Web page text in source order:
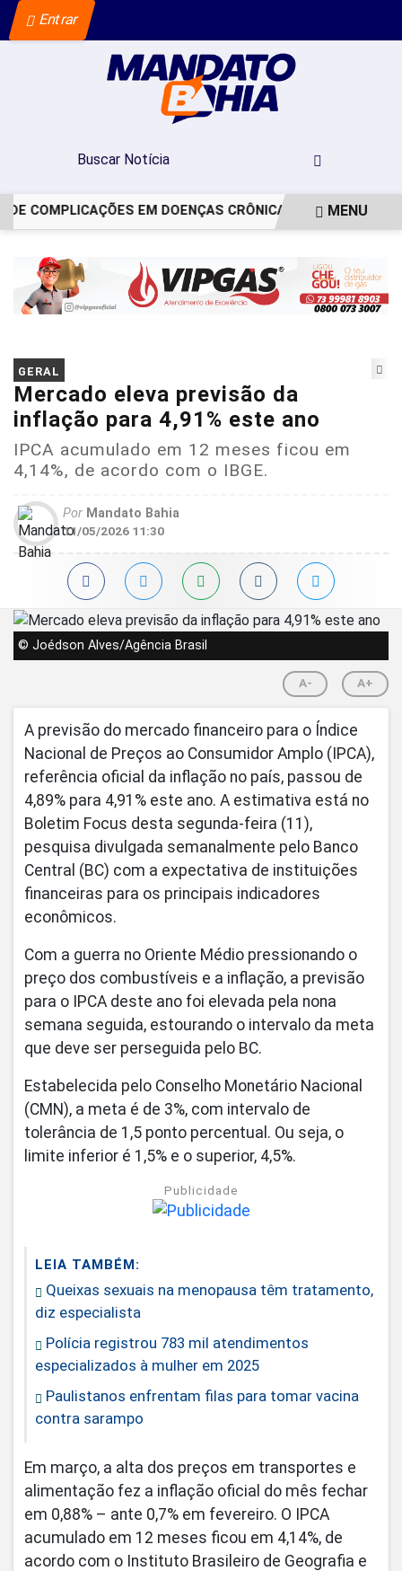
Entrar
COMPLICAÇÕES EM DOENÇAS CRÔNICAS MAIORMENU
GERAL
Mercado eleva previsão da
inflação para 4,91% este ano
IPCA acumulado em 12 meses ficou em
4,14%, de acordo com o IBGE.
Por Mandato Bahia
11/05/2026 11:30
© Joédson Alves/Agência Brasil
A- A+
A previsão do mercado financeiro para o Índice
Nacional de Preços ao Consumidor Amplo (IPCA),
referência oficial da inflação no país, passou de
4,89% para 4,91% este ano. A estimativa está no
Boletim Focus desta segunda-feira (11),
pesquisa divulgada semanalmente pelo Banco
Central (BC) com a expectativa de instituições
financeiras para os principais indicadores
econômicos.
Com a guerra no Oriente Médio pressionando o
preço dos combustíveis e a inflação, a previsão
para o IPCA deste ano foi elevada pela nona
semana seguida, estourando o intervalo da meta
que deve ser perseguida pelo BC.
Estabelecida pelo Conselho Monetário Nacional
(CMN), a meta é de 3%, com intervalo de
tolerância de 1,5 ponto percentual. Ou seja, o
limite inferior é 1,5% e o superior, 4,5%.
Publicidade
LEIA TAMBÉM:
Queixas sexuais na menopausa têm tratamento,
diz especialista
Polícia registrou 783 mil atendimentos
especializados à mulher em 2025
Paulistanos enfrentam filas para tomar vacina
contra sarampo
Em março, a alta dos preços em transportes e
alimentação fez a inflação oficial do mês fechar
em 0,88% – ante 0,7% em fevereiro. O IPCA
acumulado em 12 meses ficou em 4,14%, de
acordo com o Instituto Brasileiro de Geografia e